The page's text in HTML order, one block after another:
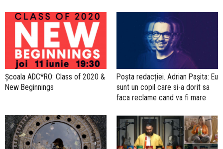
Școala ADC*RO: Class of 2020 &
New Beginnings
Poșta redacției. Adrian Pașita: Eu
sunt un copil care si-a dorit sa
faca reclame cand va fi mare